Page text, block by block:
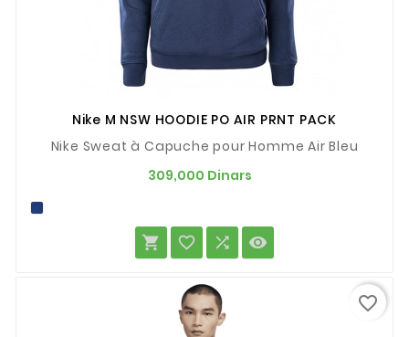
Nike M NSW HOODIE PO AIR PRNT PACK
Nike Sweat à Capuche pour Homme Air Bleu
309,000 Dinars
   
favorite_border